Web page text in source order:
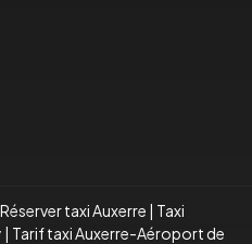
Réserver taxi Auxerre | Taxi
| Tarif taxi Auxerre-Aéroport de